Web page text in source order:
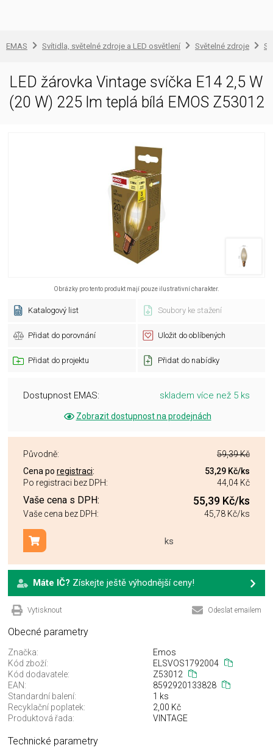
EMAS Svítidla, světelné zdroje a LED osvětlení Světelné zdroje
LED žárovka Vintage svíčka E14 2,5 W
(20 W) 225 lm teplá bílá EMOS Z53012
Obrázky pro tento produkt mají pouze ilustrativní charakter.
Katalogový list Soubory ke stažení
Přidat do porovnání Uložit do oblíbených
Přidat do projektu Přidat do nabídky
Dostupnost EMAS: skladem více než 5 ks
Zobrazit dostupnost na prodejnách
Původně:
59,39 Kč
Cena po registraci: 53,29 Kč/ks
Po registraci bez DPH:
44,04 Kč
Vaše cena s DPH: 55,39 Kč/ks
Vaše cena bez DPH: 45,78 Kč/ks
ks
Přidat do košíku
Máte IČ? Získejte ještě výhodnější ceny!
Vytisknout Odeslat emailem
Obecné parametry
Značka:
Emos
Kód zboží:
ELSVOS1792004
Kód dodavatele:
Z53012
EAN:
8592920133828
Standardní balení:
1 ks
Recyklační poplatek:
2,00 Kč
Produktová řada:
VINTAGE
Technické parametry